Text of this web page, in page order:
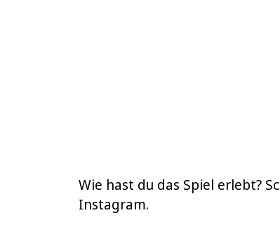
Wie hast du das Spiel erlebt?
Instagram.